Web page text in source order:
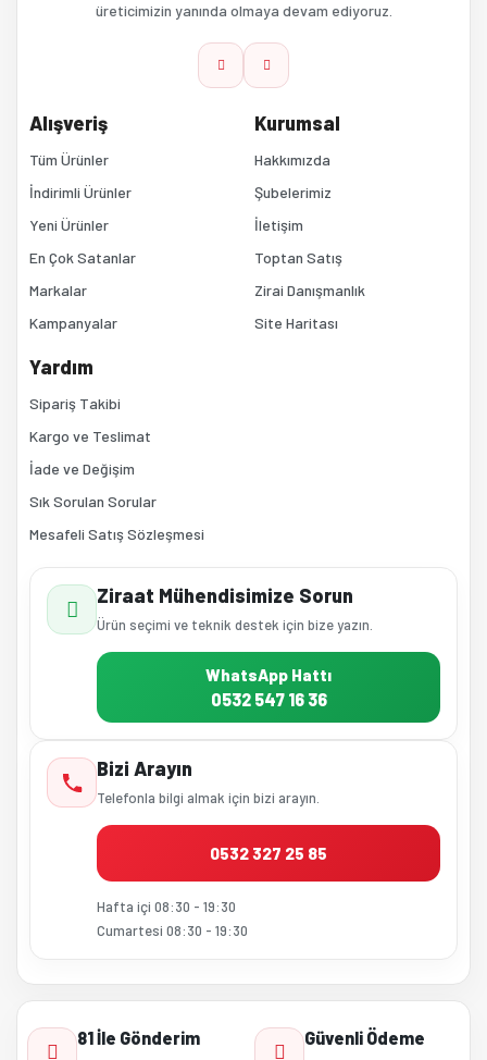
Bu ürüne benzer farklı alternatifler olmalı.
Gönder
üreticimizin yanında olmaya devam ediyoruz.
Alışveriş
Tüm Ürünler
İndirimli Ürünler
Yeni Ürünler
En Çok Satanlar
Markalar
Kampanyalar
Kurumsal
Hakkımızda
Şubelerimiz
İletişim
Toptan Satış
Zirai Danışmanlık
Site Haritası
Yardım
Sipariş Takibi
Kargo ve Teslimat
İade ve Değişim
Sık Sorulan Sorular
Mesafeli Satış Sözleşmesi
Ziraat Mühendisimize Sorun
Ürün seçimi ve teknik destek için bize yazın.
WhatsApp Hattı
0532 547 16 36
Bizi Arayın
Telefonla bilgi almak için bizi arayın.
0532 327 25 85
Hafta içi 08:30 - 19:30
Cumartesi 08:30 - 19:30
81 İle Gönderim Güvenli Ödeme